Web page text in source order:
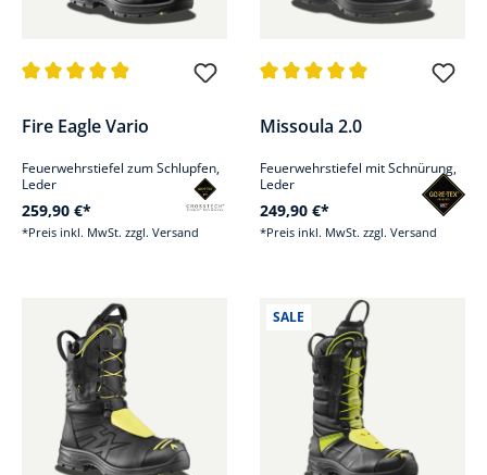
Fire Eagle Vario
Feuerwehrstiefel zum Schlupfen,
Leder
259,90 €*
*Preis inkl. MwSt. zzgl. Versand
Missoula 2.0
Feuerwehrstiefel mit Schnürung,
Leder
249,90 €*
*Preis inkl. MwSt. zzgl. Versand
SALE